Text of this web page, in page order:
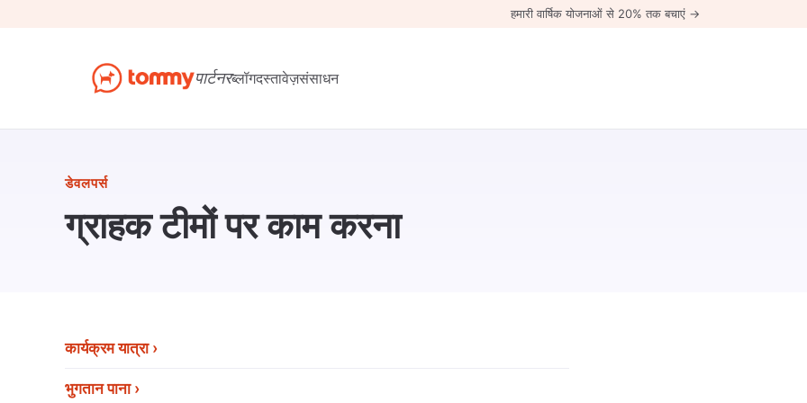
हमारी वार्षिक योजनाओं से 20% तक बचाएं →
पार्टनरब्लॉगदस्तावेज़संसाधन
डेवलपर्स
ग्राहक टीमों पर काम करना
कार्यक्रम यात्रा
भुगतान पाना